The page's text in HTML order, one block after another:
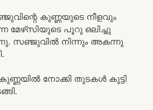
കുണ്ണയുടെ നീളവും
മേഴ്‌സിയുടെ പൂറു ഒലിച്ചു
സഞ്ജുവിൽ നിന്നും അകന്നു
നോക്കി തുടകൾ കുട്ടി